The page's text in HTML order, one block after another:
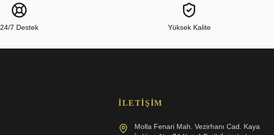
24/7 Destek Yüksek Kalite
İLETIŞIM
Molla Fenari Mah. Vezirhanı Cad. Kaya